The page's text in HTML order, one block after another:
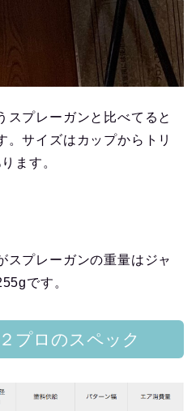
スプレーガンと比べてると
。サイズはカップからトリ
ます。
スプレーガンの重量はジャ
です。
プロのスペック